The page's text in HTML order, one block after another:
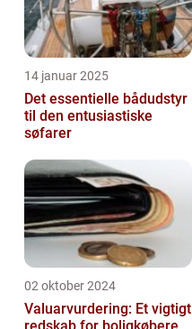
14 januar 2025
Det essentielle bådudstyr
til den entusiastiske
søfarer
02 oktober 2024
Valuarvurdering: Et vigtigt